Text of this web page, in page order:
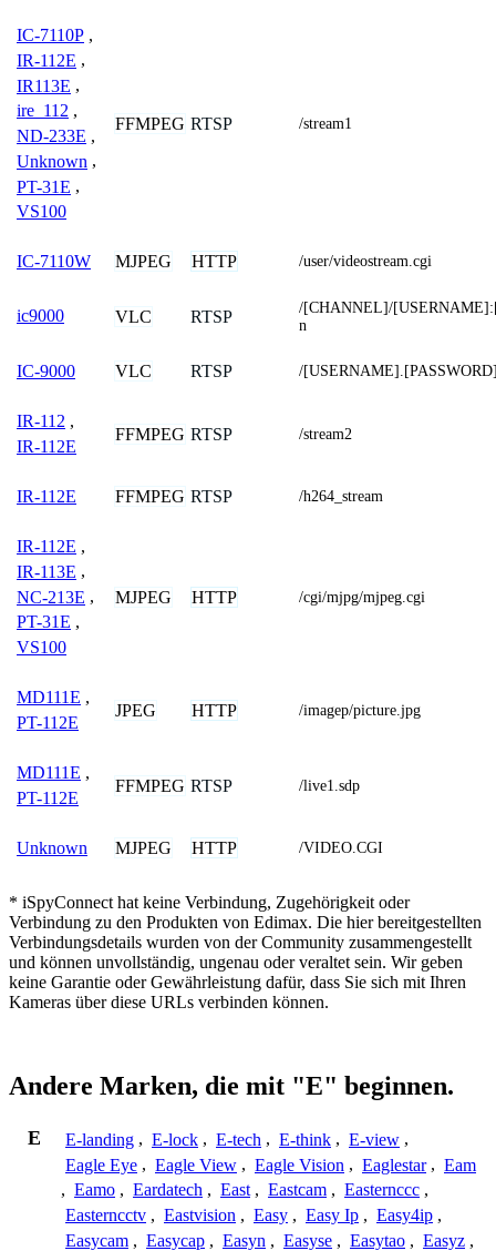
IC-7110P ,
IR-112E ,
IR113E ,
ire_112 ,
ND-233E ,
Unknown ,
PT-31E ,
VS100
FFMPEG RTSP /stream1
IC-7110W MJPEG HTTP /user/videostream.cgi
ic9000 VLC RTSP
/[CHANNEL]/
n
IC-9000 VLC RTSP /
IR-112 ,
IR-112E
FFMPEG RTSP /stream2
IR-112E FFMPEG RTSP /h264_stream
IR-112E ,
IR-113E ,
NC-213E ,
PT-31E ,
VS100
MJPEG HTTP /cgi/mjpg/mjpeg.cgi
MD111E ,
PT-112E
JPEG HTTP /imagep/picture.jpg
MD111E ,
PT-112E
FFMPEG RTSP /live1.sdp
Unknown MJPEG HTTP /VIDEO.CGI
* iSpyConnect hat keine Verbindung, Zugehörigkeit oder
Verbindung zu den Produkten von Edimax. Die hier bereitgestellten
Verbindungsdetails wurden von der Community zusammengestellt
und können unvollständig, ungenau oder veraltet sein. Wir geben
keine Garantie oder Gewährleistung dafür, dass Sie sich mit Ihren
Kameras über diese URLs verbinden können.
Andere Marken, die mit "E" beginnen.
E E-landing , E-lock , E-tech , E-think , E-view ,
Eagle Eye , Eagle View , Eagle Vision , Eaglestar , Eam
, Eamo , Eardatech , East , Eastcam , Easternccc ,
Easterncctv , Eastvision , Easy , Easy Ip , Easy4ip ,
Easycam , Easycap , Easyn , Easyse , Easytao , Easyz ,